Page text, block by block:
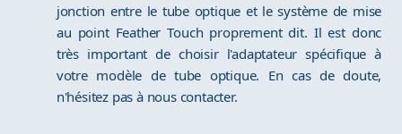
jonction entre le tube optique et le système de mise
au point Feather Touch proprement dit. Il est donc
très important de choisir l'adaptateur spécifique à
votre modèle de tube optique. En cas de doute,
n'hésitez pas à nous contacter.